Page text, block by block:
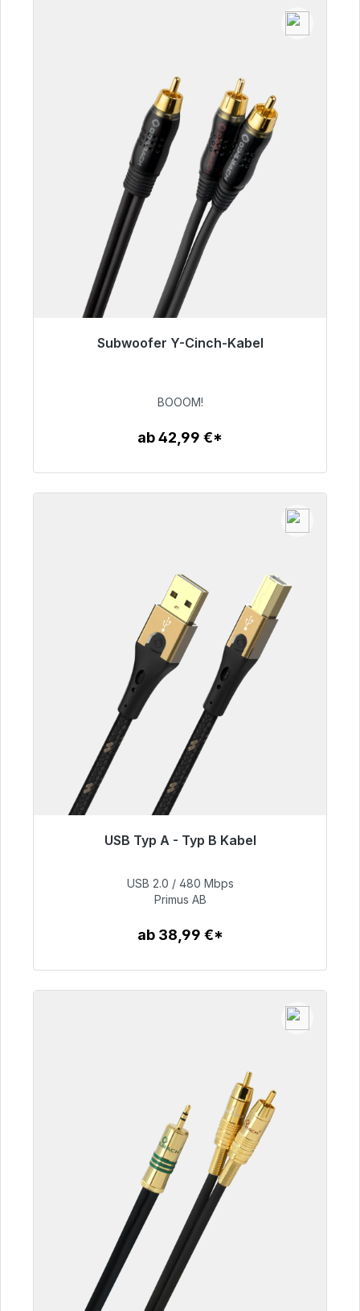
Subwoofer Y-Cinch-Kabel
53,49 €
BOOOM!
ab 42,99 €*
USB Typ A - Typ B Kabel
76,99 €
USB 2.0 / 480 Mbps
Primus AB
ab 38,99 €*